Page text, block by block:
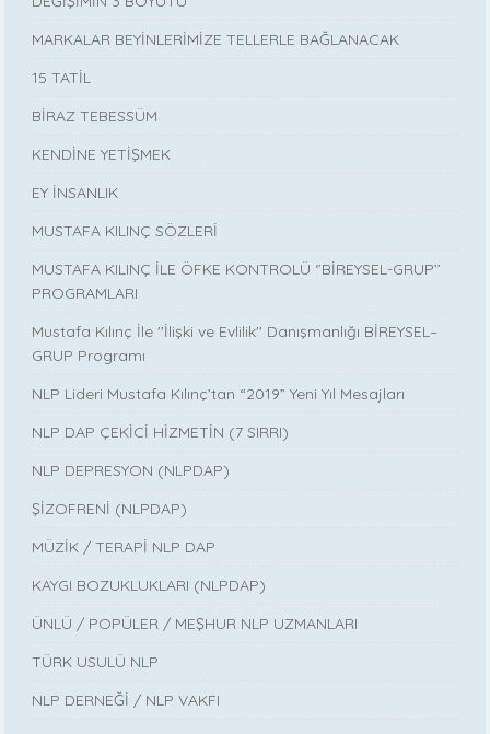
MARKALAR BEYİNLERİMİZE TELLERLE BAĞLANACAK
15 TATİL
BİRAZ TEBESSÜM
KENDİNE YETİŞMEK
EY İNSANLIK
MUSTAFA KILINÇ SÖZLERİ
MUSTAFA KILINÇ İLE ÖFKE KONTROLÜ ‘’BİREYSEL-GRUP’’
PROGRAMLARI
Mustafa Kılınç İle ''İlişki ve Evlilik'' Danışmanlığı BİREYSEL–
GRUP Programı
NLP Lideri Mustafa Kılınç’tan “2019” Yeni Yıl Mesajları
NLP DAP ÇEKİCİ HİZMETİN (7 SIRRI)
NLP DEPRESYON (NLPDAP)
ŞİZOFRENİ (NLPDAP)
MÜZİK / TERAPİ NLP DAP
KAYGI BOZUKLUKLARI (NLPDAP)
ÜNLÜ / POPÜLER / MEŞHUR NLP UZMANLARI
TÜRK USULÜ NLP
NLP DERNEĞİ / NLP VAKFI